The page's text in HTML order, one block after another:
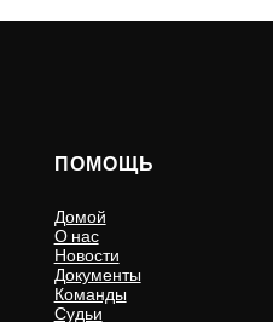
ПОМОЩЬ
Домой
О нас
Новости
Документы
Команды
Судьи